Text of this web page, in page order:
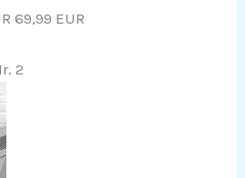
69,99 EUR
2